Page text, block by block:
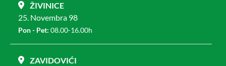
ŽIVINICE
25. Novembra 98
Pon - Pet: 08.00-16.00h
ZAVIDOVIĆI